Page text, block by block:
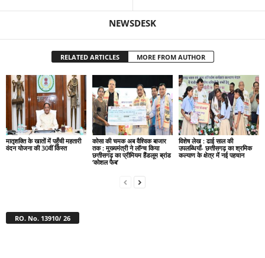
NEWSDESK
RELATED ARTICLES MORE FROM AUTHOR
मातृशक्ति के खातों में पहुँची महतारी
वंदन योजना की 30वीं किस्त
कोसा की चमक अब वैश्विक बाजार
तक : मुख्यमंत्री ने लॉन्च किया
छत्तीसगढ़ का प्रीमियम हैंडलूम ब्रांड
‘कोशल फैब’
विशेष लेख : ढाई साल की
उपलब्धियाँ- छत्तीसगढ़ का श्रमिक
कल्याण के क्षेत्र में नई पहचान
RO. No. 13910/ 26